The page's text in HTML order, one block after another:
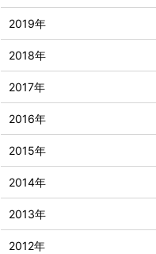
2019年
2018年
2017年
2016年
2015年
2014年
2013年
2012年